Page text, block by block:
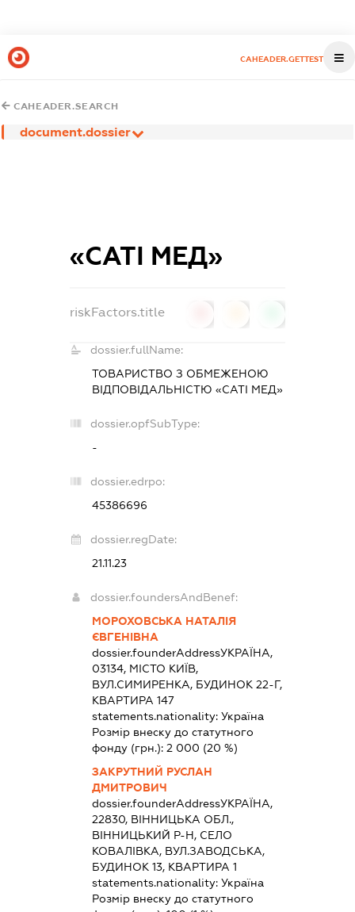
CAHEADER.GETTEST
CAHEADER.SEARCH
document.dossier
«САТІ МЕД»
riskFactors.title
dossier.fullName:
ТОВАРИСТВО З ОБМЕЖЕНОЮ
ВІДПОВІДАЛЬНІСТЮ «САТІ МЕД»
dossier.opfSubType:
-
dossier.edrpo:
45386696
dossier.regDate:
21.11.23
dossier.foundersAndBenef:
МОРОХОВСЬКА НАТАЛІЯ
ЄВГЕНІВНА
dossier.founderAddressУКРАЇНА,
03134, МІСТО КИЇВ,
ВУЛ.СИМИРЕНКА, БУДИНОК 22-Г,
КВАРТИРА 147
statements.nationality: Україна
Розмір внеску до статутного
фонду (грн.): 2 000 (20 %)
ЗАКРУТНИЙ РУСЛАН
ДМИТРОВИЧ
dossier.founderAddressУКРАЇНА,
22830, ВІННИЦЬКА ОБЛ.,
ВІННИЦЬКИЙ Р-Н, СЕЛО
КОВАЛІВКА, ВУЛ.ЗАВОДСЬКА,
БУДИНОК 13, КВАРТИРА 1
statements.nationality: Україна
Розмір внеску до статутного